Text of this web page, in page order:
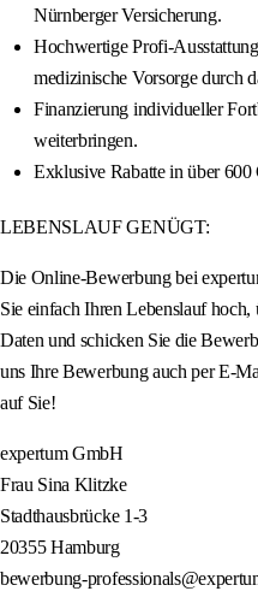
Nürnberger Versicherung.
Hochwertige Profi-
medizinische Vorsorge durch
Finanzierung individueller
weiterbringen.
Exklusive Rabatte in über
LEBENSLAUF GENÜGT:
Die Online-Bewerbung bei
Sie einfach Ihren Lebenslauf
Daten und schicken Sie die
uns Ihre Bewerbung auch per E-
auf Sie!
expertum GmbH
Frau Sina Klitzke
Stadthausbrücke 1-3
20355 Hamburg
bewerbung-